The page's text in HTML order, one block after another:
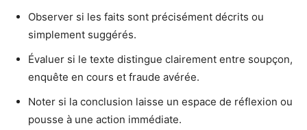
Observer si les faits sont précisément décrits ou
simplement suggérés.
Évaluer si le texte distingue clairement entre soupçon,
enquête en cours et fraude avérée.
Noter si la conclusion laisse un espace de réflexion ou
pousse à une action immédiate.